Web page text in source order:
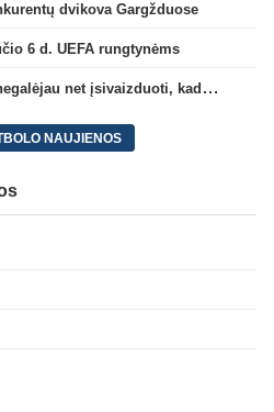
dvikova Gargžduose
6 d. UEFA rungtynėms
M. Capanas: „Prieš pusmetį negalėjau net įsivaizduoti, kad žaisime prieš „Hajduk“
NAUJIENOS